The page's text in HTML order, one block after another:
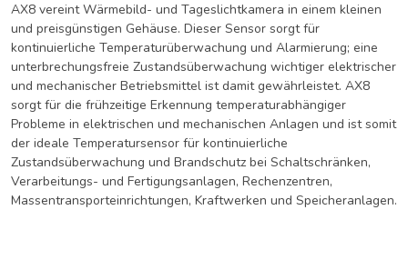
AX8 vereint Wärmebild- und Tageslichtkamera in einem kleinen
und preisgünstigen Gehäuse. Dieser Sensor sorgt für
kontinuierliche Temperaturüberwachung und Alarmierung; eine
unterbrechungsfreie Zustandsüberwachung wichtiger elektrischer
und mechanischer Betriebsmittel ist damit gewährleistet. AX8
sorgt für die frühzeitige Erkennung temperaturabhängiger
Probleme in elektrischen und mechanischen Anlagen und ist somit
der ideale Temperatursensor für kontinuierliche
Zustandsüberwachung und Brandschutz bei Schaltschränken,
Verarbeitungs- und Fertigungsanlagen, Rechenzentren,
Massentransporteinrichtungen, Kraftwerken und Speicheranlagen.